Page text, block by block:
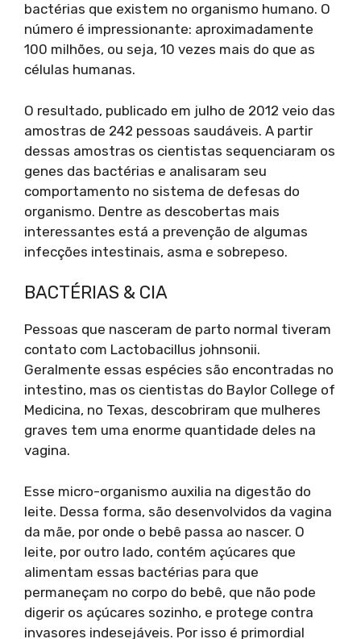
bactérias que existem no organismo humano. O
número é impressionante: aproximadamente
100 milhões, ou seja, 10 vezes mais do que as
células humanas.
O resultado, publicado em julho de 2012 veio das
amostras de 242 pessoas saudáveis. A partir
dessas amostras os cientistas sequenciaram os
genes das bactérias e analisaram seu
comportamento no sistema de defesas do
organismo. Dentre as descobertas mais
interessantes está a prevenção de algumas
infecções intestinais, asma e sobrepeso.
BACTÉRIAS & CIA
Pessoas que nasceram de parto normal tiveram
contato com Lactobacillus johnsonii.
Geralmente essas espécies são encontradas no
intestino, mas os cientistas do Baylor College of
Medicina, no Texas, descobriram que mulheres
graves tem uma enorme quantidade deles na
vagina.
Esse micro-organismo auxilia na digestão do
leite. Dessa forma, são desenvolvidos da vagina
da mãe, por onde o bebê passa ao nascer. O
leite, por outro lado, contém açúcares que
alimentam essas bactérias para que
permaneçam no corpo do bebê, que não pode
digerir os açúcares sozinho, e protege contra
invasores indesejáveis. Por isso é primordial